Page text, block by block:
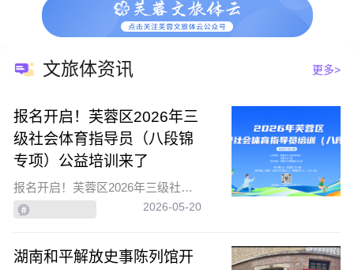
日本心脏移植手术引起震惊
金大中被绑架事件发生
尼克松因水门事件辞职
八仙饭店“人肉叉烧包”骇人惨案
文旅体资讯 更多>
报名开启！芙蓉区2026年三
级社会体育指导员（八段锦
专项）公益培训来了
报名开启！芙蓉区2026年三级社会体育指导员（八段锦专项）公益培训来了
2026-05-20
湖南和平解放史事陈列馆开